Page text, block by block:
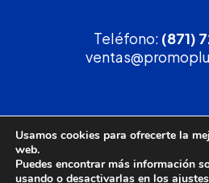
Teléfono: (871)
¡Solicita tu
(800) 90
Usamos cookies para ofrecerte la
web.
Puedes encontrar más información
usando o desactivarlas en los ajustes